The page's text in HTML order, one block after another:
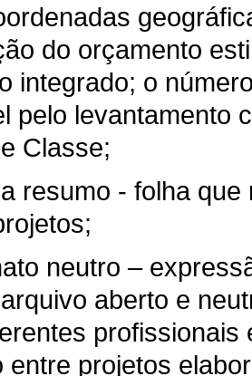
do orçamento
integrado; o
pelo levantamento
Classe;
resumo - folha
neutro –
aberto e
entre projetos